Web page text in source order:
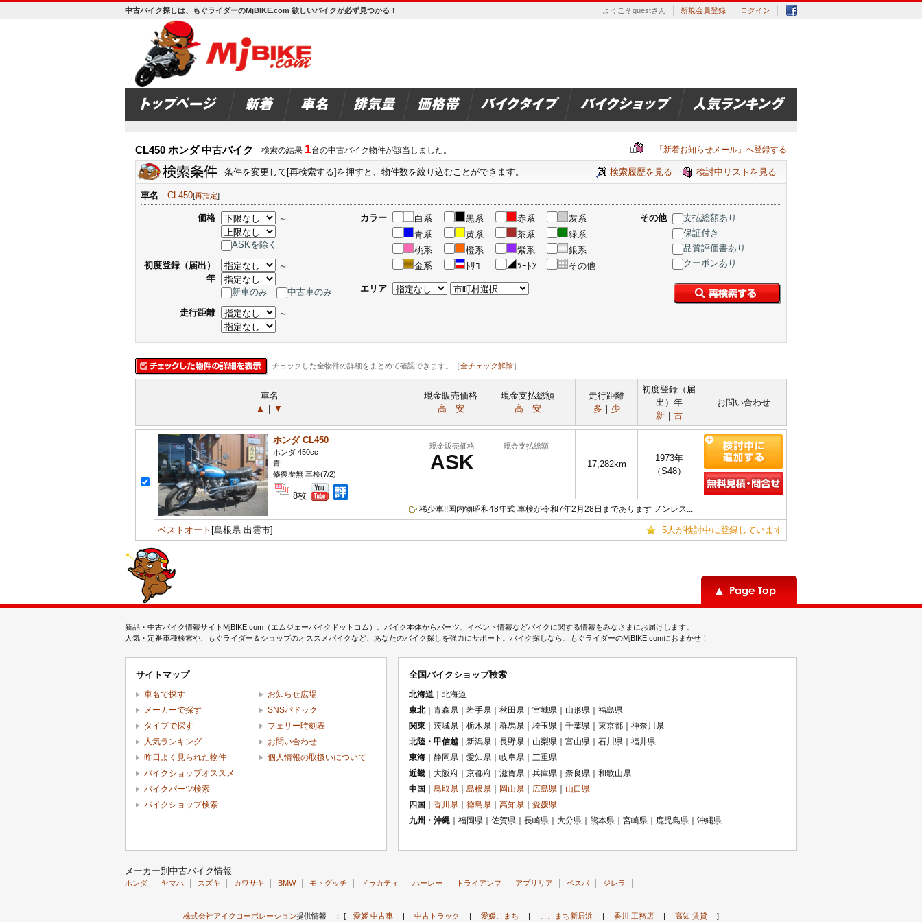
中古バイク探しは、もぐライダーのMjBIKE.com 欲しいバイクが必ず見つかる！ ようこそguestさん 新規会員登録 ログイン
CL450 ホンダ 中古バイク 検索の結果 1台の中古バイク物件が該当しました。 「新着お知らせメール」へ登録する
条件を変更して[再検索する]を押すと、物件数を絞り込むことができます。 検討中リストを見る
検索履歴を見る
車名 CL450[再指定]
価格 ～
ASKを除く
初度登録（届出）
年
～
新車のみ
中古車のみ
走行距離
～
カラー 白系 黒系 赤系
灰系
青系
黄系 茶系
緑系
桃系
橙系 紫系
銀系
金系
ﾄﾘｺ ﾂｰﾄﾝ その他
エリア
その他
支払総額あり
保証付き
品質評価書あり
クーポンあり
チェックした全物件の詳細をまとめて確認できます。［全チェック解除］
車名
▲ ｜ ▼
現金販売価格
高｜ 安
現金支払総額
高｜ 安
走行距離
多 ｜ 少
初度登録（届
出）年
新｜ 古
お問い合わせ
ホンダ CL450
ホンダ 450cc
青
修復歴無 車検(7/2)
8枚
現金販売価格 現金支払総額
ASK 17,282km
1973年
（S48）
稀少車!!国内物昭和48年式 車検が令和7年2月28日まであります ノンレス...
ベストオート [島根県 出雲市] 5人が検討中に登録しています
新品・中古バイク情報サイトMjBIKE.com（エムジェーバイクドットコム）。バイク本体からパーツ、イベント情報などバイクに関する情報をみなさまにお届けします。
人気・定番車種検索や、もぐライダー＆ショップのオススメバイクなど、あなたのバイク探しを強力にサポート。バイク探しなら、もぐライダーのMjBIKE.comにおまかせ！
サイトマップ
車名で探す
メーカーで探す
タイプで探す
人気ランキング
昨日よく見られた物件
バイクショップオススメ
バイクパーツ検索
バイクショップ検索
お知らせ広場
SNSパドック
フェリー時刻表
お問い合わせ
個人情報の取扱いについて
全国バイクショップ検索
北海道 ｜北海道
東北｜青森県｜岩手県｜秋田県｜宮城県｜山形県｜福島県
関東 ｜茨城県｜栃木県｜群馬県｜埼玉県｜千葉県｜東京都｜神奈川県
北陸・甲信越 ｜新潟県｜長野県｜山梨県｜富山県｜石川県｜福井県
東海 ｜静岡県｜愛知県｜岐阜県｜三重県
近畿 ｜大阪府｜京都府｜滋賀県｜兵庫県｜奈良県｜和歌山県
中国
鳥取県 島根県 岡山県 広島県
山口県
四国
香川県 徳島県 高知県
愛媛県
九州・沖縄 ｜福岡県｜佐賀県｜長崎県｜大分県｜熊本県｜宮崎県｜鹿児島県｜沖縄県
メーカー別中古バイク情報
ホンダ ヤマハ スズキ カワサキ BMW モトグッチ ドゥカティ ハーレー トライアンフ アプリリア ベスパ ジレラ
株式会社アイクコーポレーション提供情報 ： [ 愛媛 中古車| 中古トラック | 愛媛こまち | ここまち新居浜| 香川 工務店| 高知 賃貸]